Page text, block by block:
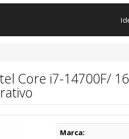
Core i7-14700F/
Marca: